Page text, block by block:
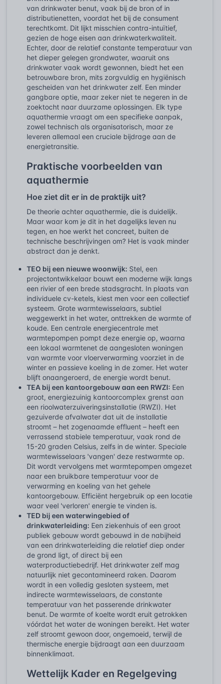
van drinkwater benut, vaak bij de bron of in
distributienetten, voordat het bij de consument
terechtkomt. Dit lijkt misschien contra-intuïtief,
gezien de hoge eisen aan drinkwaterkwaliteit.
Echter, door de relatief constante temperatuur van
het dieper gelegen grondwater, waaruit ons
drinkwater vaak wordt gewonnen, biedt het een
betrouwbare bron, mits zorgvuldig en hygiënisch
gescheiden van het drinkwater zelf. Een minder
gangbare optie, maar zeker niet te negeren in de
zoektocht naar duurzame oplossingen. Elk type
aquathermie vraagt om een specifieke aanpak,
zowel technisch als organisatorisch, maar ze
leveren allemaal een cruciale bijdrage aan de
energietransitie.
Praktische voorbeelden van
aquathermie
Hoe ziet dit er in de praktijk uit?
De theorie achter aquathermie, die is duidelijk.
Maar waar kom je dit in het dagelijks leven nu
tegen, en hoe werkt het concreet, buiten de
technische beschrijvingen om? Het is vaak minder
abstract dan je denkt.
TEO bij een nieuwe woonwijk: Stel, een
projectontwikkelaar bouwt een moderne wijk langs
een rivier of een brede stadsgracht. In plaats van
individuele cv-ketels, kiest men voor een collectief
systeem. Grote warmtewisselaars, subtiel
weggewerkt in het water, onttrekken de warmte of
koude. Een centrale energiecentrale met
warmtepompen pompt deze energie op, waarna
een lokaal warmtenet de aangesloten woningen
van warmte voor vloerverwarming voorziet in de
winter en passieve koeling in de zomer. Het water
blijft onaangeroerd, de energie wordt benut.
TEA bij een kantoorgebouw aan een RWZI: Een
groot, energiezuinig kantoorcomplex grenst aan
een rioolwaterzuiveringsinstallatie (RWZI). Het
gezuiverde afvalwater dat uit de installatie
stroomt – het zogenaamde effluent – heeft een
verrassend stabiele temperatuur, vaak rond de
15-20 graden Celsius, zelfs in de winter. Speciale
warmtewisselaars 'vangen' deze restwarmte op.
Dit wordt vervolgens met warmtepompen omgezet
naar een bruikbare temperatuur voor de
verwarming en koeling van het gehele
kantoorgebouw. Efficiënt hergebruik op een locatie
waar veel 'verloren' energie te vinden is.
TED bij een waterwingebied of
drinkwaterleiding: Een ziekenhuis of een groot
publiek gebouw wordt gebouwd in de nabijheid
van een drinkwaterleiding die relatief diep onder
de grond ligt, of direct bij een
waterproductiebedrijf. Het drinkwater zelf mag
natuurlijk niet gecontamineerd raken. Daarom
wordt in een volledig gesloten systeem, met
indirecte warmtewisselaars, de constante
temperatuur van het passerende drinkwater
benut. De warmte of koelte wordt eruit getrokken
vóórdat het water de woningen bereikt. Het water
zelf stroomt gewoon door, ongemoeid, terwijl de
thermische energie bijdraagt aan een duurzaam
binnenklimaat.
Wettelijk Kader en Regelgeving